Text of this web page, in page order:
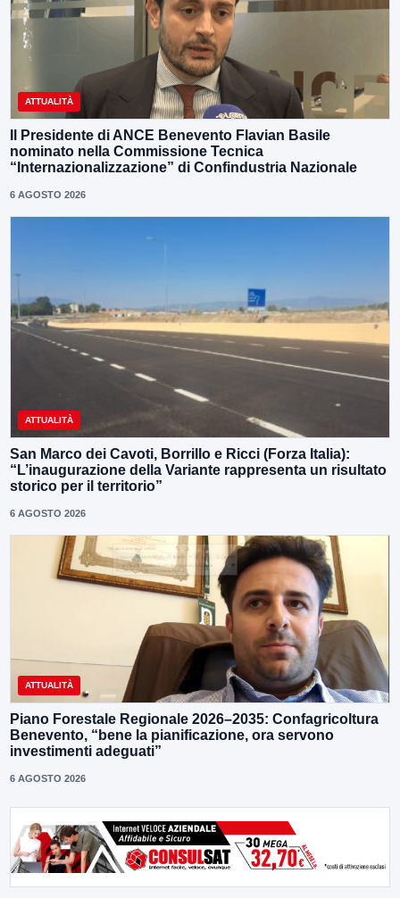
ATTUALITÀ
Il Presidente di ANCE Benevento Flavian Basile
nominato nella Commissione Tecnica
“Internazionalizzazione” di Confindustria Nazionale
6 AGOSTO 2026
ATTUALITÀ
San Marco dei Cavoti, Borrillo e Ricci (Forza Italia):
“L’inaugurazione della Variante rappresenta un risultato
storico per il territorio”
6 AGOSTO 2026
ATTUALITÀ
Piano Forestale Regionale 2026–2035: Confagricoltura
Benevento, “bene la pianificazione, ora servono
investimenti adeguati”
6 AGOSTO 2026